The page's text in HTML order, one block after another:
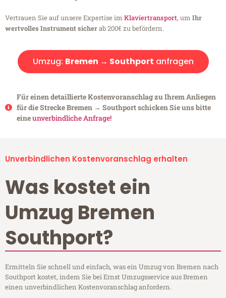
Vertrauen Sie auf unsere Expertise im Klaviertransport, um Ihr
wertvolles Instrument sicherab 200€ zu befördern.
Umzug: Bremen → Southport anfragen
Für einen detaillierte Kostenvoranschlag zu Ihrem Anliegen
für die Strecke Bremen → Southport schicken Sie uns bitte
eineunverbindliche Anfrage!
Unverbindlichen Kostenvoranschlag erhalten
Was kostet ein
Umzug Bremen
Southport?
Ermitteln Sie schnell und einfach, was ein Umzug von Bremen nach
Southport kostet, indem Sie bei Ernst Umzugsservice aus Bremen
einen unverbindlichen Kostenvoranschlag anfordern.